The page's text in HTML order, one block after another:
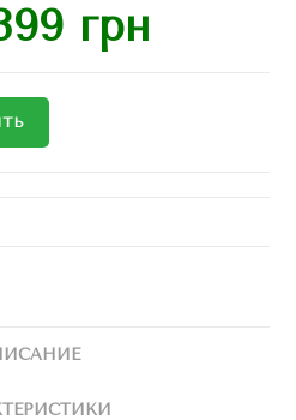
грн